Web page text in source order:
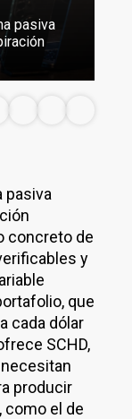
pasiva
pasiva
concreto de
y
que
cada dólar
SCHD,
producir
como el de